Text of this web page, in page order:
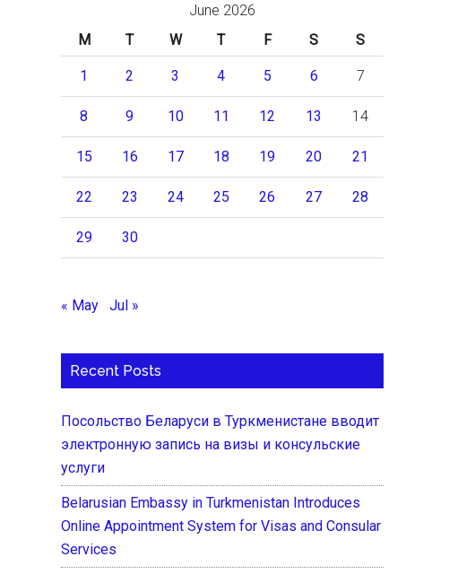
June 2026
M
T W T F S S
1 2 3 4 5 6 7
8 9 10 11 12 13 14
15 16 17 18 19 20 21
22 23 24 25 26 27 28
29 30
« May Jul »
Recent Posts
Посольство Беларуси в Туркменистане вводит
электронную запись на визы и консульские
услуги
Belarusian Embassy in Turkmenistan Introduces
Online Appointment System for Visas and Consular
Services